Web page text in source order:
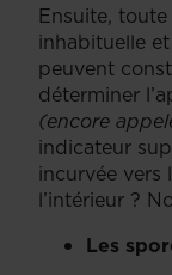
Ensuite,
inhabituelle
peuvent
déterminer
(encore
indicateur
incurvée vers
l’intérieur ?
Les